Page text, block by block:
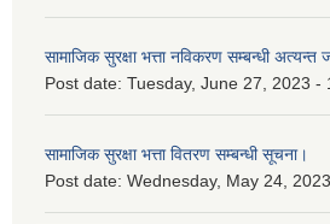
सामाजिक सुरक्षा भत्ता नविकरण सम्बन्धी अत्यन्त
Post date: Tuesday, June 27, 2023 -
सामाजिक सुरक्षा भत्ता वितरण सम्बन्धी सूचना।
Post date: Wednesday, May 24,